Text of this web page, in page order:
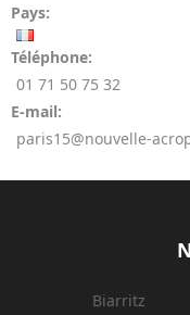
Pays:
Téléphone:
01 71 50 75 32
E-mail:
paris15@nouvelle-
Biarritz